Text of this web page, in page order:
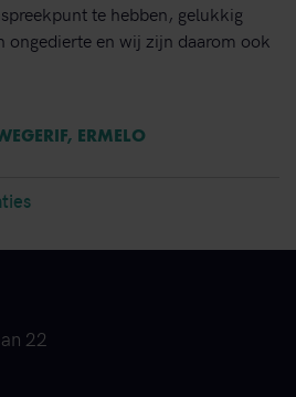
te hebben, gelukkig
ongedierte en wij zijn daarom ook
ERMELO
22